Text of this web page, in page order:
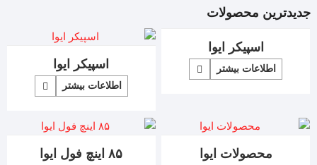
جدیدترین محصولات
اسپیکر ایوا
اطلاعات بیشتر اسپیکر ایوا
اطلاعات بیشتر
محصولات ایوا ۸۵ اینچ فول ایوا